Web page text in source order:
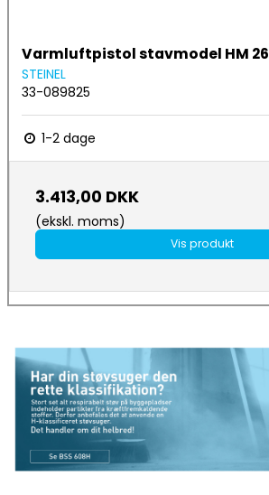
Varmluftpistol stavmodel HM
STEINEL
33-089825
1-2 dage
3.413,00 DKK
(ekskl. moms)
Vis produkt